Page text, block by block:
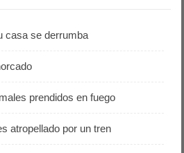
casa se derrumba
prendidos en fuego
atropellado por un tren